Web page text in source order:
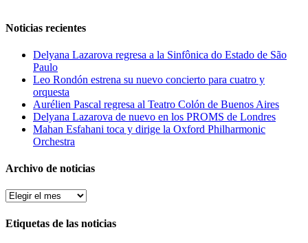
Noticias recientes
Delyana Lazarova regresa a la Sinfônica do Estado de São
Paulo
Leo Rondón estrena su nuevo concierto para cuatro y
orquesta
Aurélien Pascal regresa al Teatro Colón de Buenos Aires
Delyana Lazarova de nuevo en los PROMS de Londres
Mahan Esfahani toca y dirige la Oxford Philharmonic
Orchestra
Archivo de noticias
Archivo
noticias
Etiquetas de las noticias